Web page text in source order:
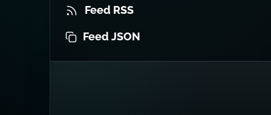
Feed RSS
Feed JSON